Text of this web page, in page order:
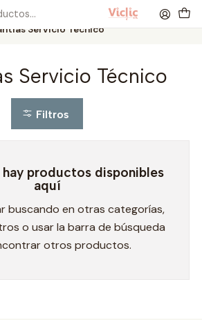
el texto del slide
Leer más
Servicio Técnico
Servicio Técnico
Filtros
productos disponibles
aquí
buscando en otras categorías,
o usar la barra de búsqueda
otros productos.